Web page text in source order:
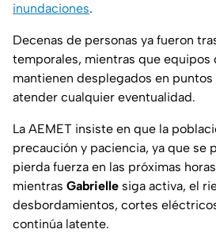
inundaciones.
Decenas de personas ya fueron
temporales, mientras que equipos
mantienen desplegados en
atender cualquier eventualidad.
La AEMET insiste en que la
precaución y paciencia, ya que se
pierda fuerza en las próximas
mientras Gabrielle siga activa, el
desbordamientos, cortes
continúa latente.